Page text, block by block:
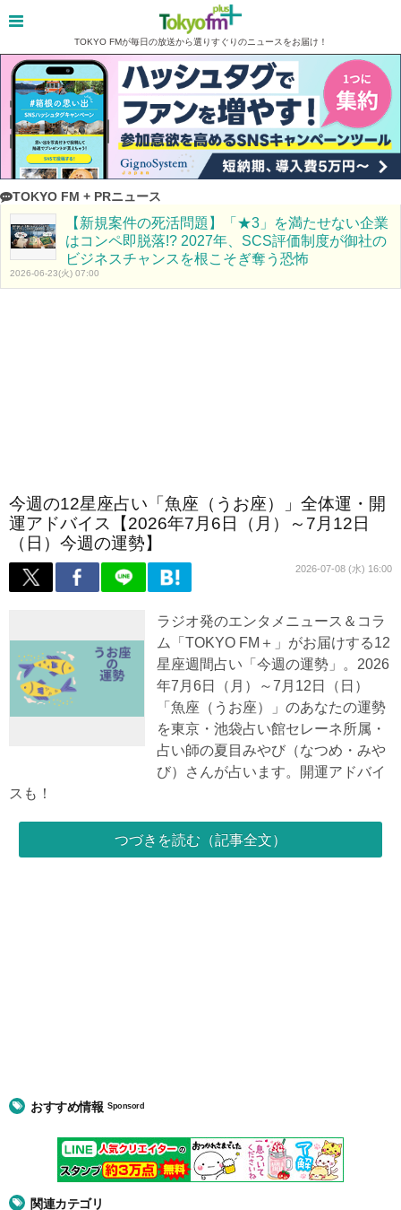
TOKYO FMが毎日の放送から選りすぐりのニュースをお届け！
TOKYO FM + PRニュース
【新規案件の死活問題】「★3」を満たせない企業
はコンペ即脱落!? 2027年、SCS評価制度が御社の
ビジネスチャンスを根こそぎ奪う恐怖
2026-06-23(火) 07:00
今週の12星座占い「魚座（うお座）」全体運・開
運アドバイス【2026年7月6日（月）～7月12日
（日）今週の運勢】
2026-07-08 (水) 16:00
ラジオ発のエンタメニュース＆コラ
ム「TOKYO FM＋」がお届けする12
星座週間占い「今週の運勢」。2026
年7月6日（月）～7月12日（日）
「魚座（うお座）」のあなたの運勢
を東京・池袋占い館セレーネ所属・
占い師の夏目みやび（なつめ・みや
び）さんが占います。開運アドバイ
スも！
つづきを読む（記事全文）
おすすめ情報Sponsord
関連カテゴリ